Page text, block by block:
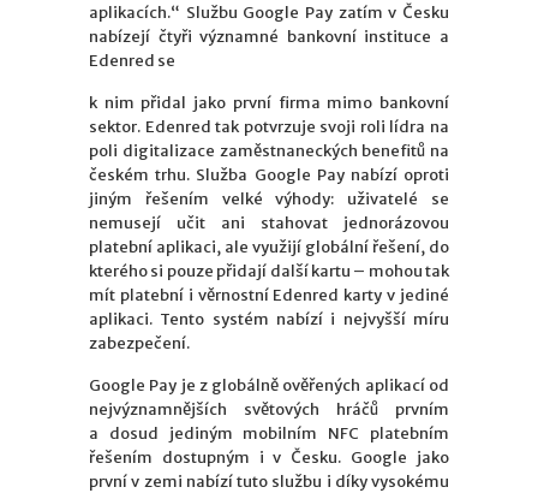
aplikacích.“ Službu Google Pay zatím v Česku
nabízejí čtyři významné bankovní instituce a
Edenred se
k nim přidal jako první firma mimo bankovní
sektor. Edenred tak potvrzuje svoji roli lídra na
poli digitalizace zaměstnaneckých benefitů na
českém trhu. Služba Google Pay nabízí oproti
jiným řešením velké výhody: uživatelé se
nemusejí učit ani stahovat jednorázovou
platební aplikaci, ale využijí globální řešení, do
kterého si pouze přidají další kartu – mohou tak
mít platební i věrnostní Edenred karty v jediné
aplikaci. Tento systém nabízí i nejvyšší míru
zabezpečení.
Google Pay je z globálně ověřených aplikací od
nejvýznamnějších světových hráčů prvním
a dosud jediným mobilním NFC platebním
řešením dostupným i v Česku. Google jako
první v zemi nabízí tuto službu i díky vysokému